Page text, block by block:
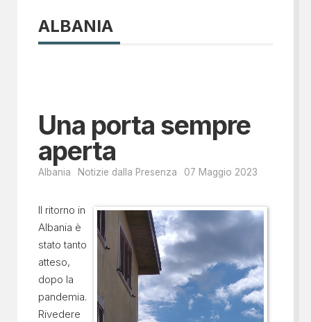
ALBANIA
Una porta sempre
aperta
Albania Notizie dalla Presenza 07 Maggio 2023
Il ritorno in
Albania è
stato tanto
atteso,
dopo la
pandemia.
Rivedere